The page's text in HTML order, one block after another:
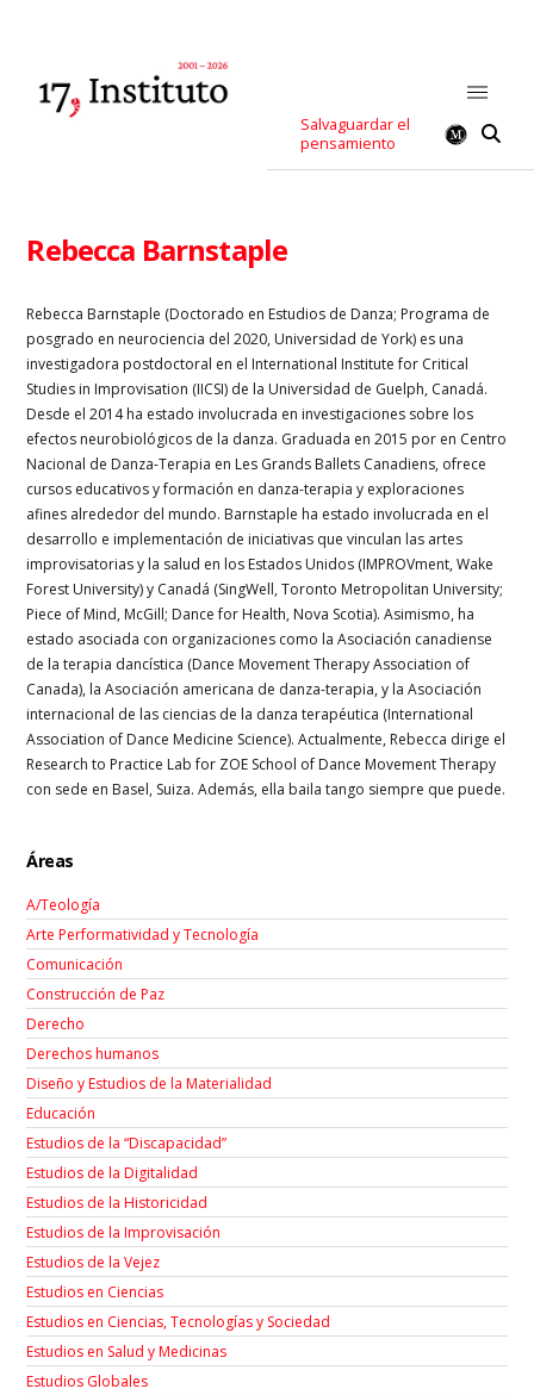
Salvaguardar el
pensamiento
Rebecca Barnstaple
Rebecca Barnstaple (Doctorado en Estudios de Danza; Programa de
posgrado en neurociencia del 2020, Universidad de York) es una
investigadora postdoctoral en el International Institute for Critical
Studies in Improvisation (IICSI) de la Universidad de Guelph, Canadá.
Desde el 2014 ha estado involucrada en investigaciones sobre los
efectos neurobiológicos de la danza. Graduada en 2015 por en Centro
Nacional de Danza-Terapia en Les Grands Ballets Canadiens, ofrece
cursos educativos y formación en danza-terapia y exploraciones
afines alrededor del mundo. Barnstaple ha estado involucrada en el
desarrollo e implementación de iniciativas que vinculan las artes
improvisatorias y la salud en los Estados Unidos (IMPROVment, Wake
Forest University) y Canadá (SingWell, Toronto Metropolitan University;
Piece of Mind, McGill; Dance for Health, Nova Scotia). Asimismo, ha
estado asociada con organizaciones como la Asociación canadiense
de la terapia dancística (Dance Movement Therapy Association of
Canada), la Asociación americana de danza-terapia, y la Asociación
internacional de las ciencias de la danza terapéutica (International
Association of Dance Medicine Science). Actualmente, Rebecca dirige el
Research to Practice Lab for ZOE School of Dance Movement Therapy
con sede en Basel, Suiza. Además, ella baila tango siempre que puede.
Áreas
A/Teología
Arte Performatividad y Tecnología
Comunicación
Construcción de Paz
Derecho
Derechos humanos
Diseño y Estudios de la Materialidad
Educación
Estudios de la “Discapacidad”
Estudios de la Digitalidad
Estudios de la Historicidad
Estudios de la Improvisación
Estudios de la Vejez
Estudios en Ciencias
Estudios en Ciencias, Tecnologías y Sociedad
Estudios en Salud y Medicinas
Estudios Globales